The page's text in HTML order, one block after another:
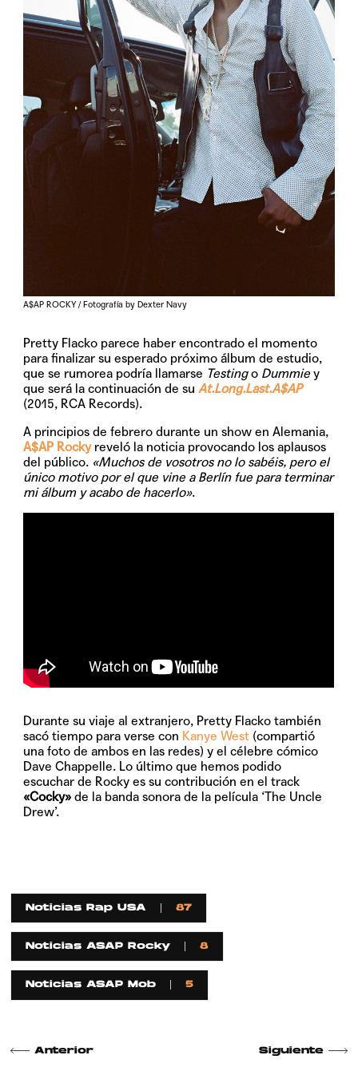
A$AP ROCKY / Fotografía by Dexter Navy
Pretty Flacko parece haber encontrado el momento
para finalizar su esperado próximo álbum de estudio,
que se rumorea podría llamarse Testingo Dummie y
que será la continuación de suAt.Long.Last.A$AP
(2015, RCA Records).
A principios de febrero durante un show en Alemania,
A$AP Rockyreveló la noticia provocando los aplausos
del público. «Muchos de vosotros no lo sabéis, pero el
único motivo por el que vine a Berlín fue para terminar
mi álbum y acabo de hacerlo».
Durante su viaje al extranjero, Pretty Flacko también
sacó tiempo para verse con Kanye West (compartió
una foto de ambos en las redes) y el célebre cómico
Dave Chappelle. Lo último que hemos podido
escuchar de Rocky es su contribución en el track
«Cocky» de la banda sonora de la película ‘The Uncle
Drew’.
Noticias Rap USA 87
Noticias ASAP Rocky 8
Noticias ASAP Mob 5
Anterior Siguiente